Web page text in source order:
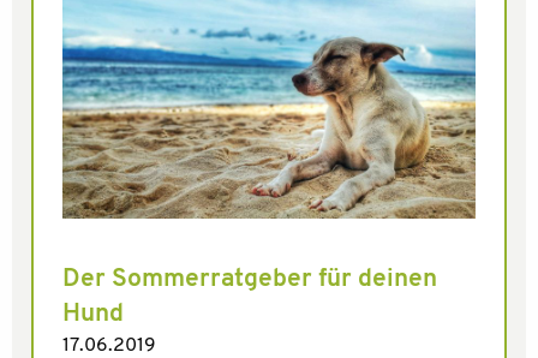
Der Sommerratgeber für deinen
Hund
17.06.2019